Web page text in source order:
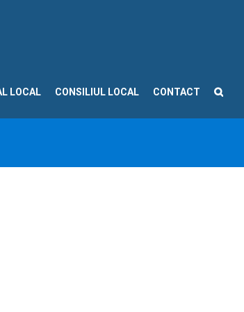
LOCAL CONSILIUL LOCAL CONTACT